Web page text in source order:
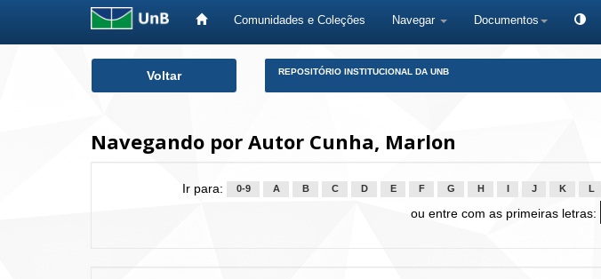
Comunidades e Coleções Navegar Documentos
Voltar REPOSITÓRIO INSTITUCIONAL DA UNB
Navegando por Autor Cunha, Marlon
Ir para: 0-9 A B C D E F G H J K L
ou entre com as primeiras letras: